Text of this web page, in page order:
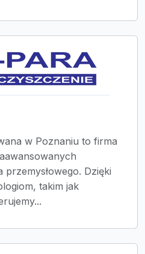
w Poznaniu to firma
przemysłowego. Dzięki
takim jak